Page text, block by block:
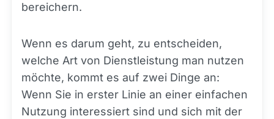
bereichern.
Wenn es darum geht, zu entscheiden,
welche Art von Dienstleistung man nutzen
möchte, kommt es auf zwei Dinge an:
Wenn Sie in erster Linie an einer einfachen
Nutzung interessiert sind und sich mit der